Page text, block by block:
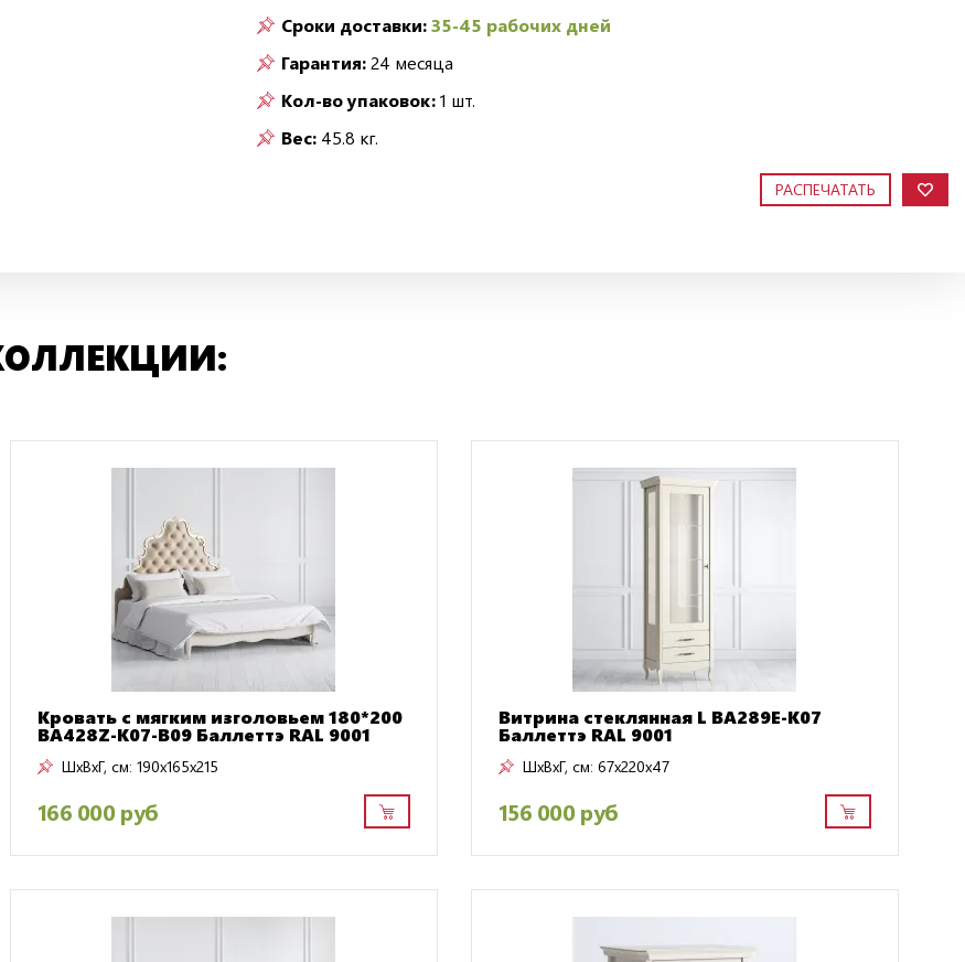
Сроки доставки:35-45 рабочих дней
Гарантия:24 месяца
Кол-во упаковок:1 шт.
Вес: 45.8 кг.
РАСПЕЧАТАТЬ
Кровать с мягким изголовьем 180*200
BA428Z-K07-B09 Баллеттэ RAL 9001
ШxВxГ, см: 190x165x215
166 000 руб
Витрина стеклянная L BA289E-K07
Баллеттэ RAL 9001
ШxВxГ, см: 67x220x47
156 000 руб